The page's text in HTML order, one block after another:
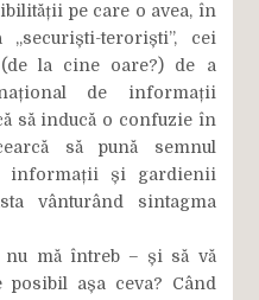
pe care o avea, în
teroriști”, cei
la cine oare?) de a
de informații
să inducă o confuzie în
să pună semnul
informații și gardienii
vânturând sintagma
nu mă întreb – și să vă
așa ceva? Când